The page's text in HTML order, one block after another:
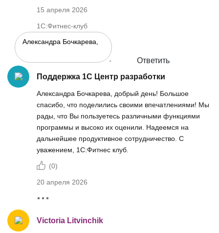
15 апреля 2026
1С:Фитнес-клуб
Ответить
Поддержка 1С Центр разработки
Александра Бочкарева, добрый день! Большое
спасибо, что поделились своими впечатлениями! Мы
рады, что Вы пользуетесь различными функциями
программы и высоко их оценили. Надеемся на
дальнейшее продуктивное сотрудничество. С
уважением, 1С:Фитнес клуб.
(0)
20 апреля 2026
Victoria Litvinchik